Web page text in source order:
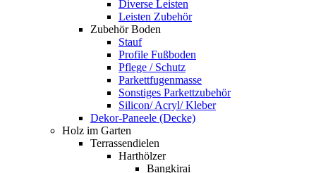
Diverse Leisten
Leisten Zubehör
Zubehör Boden
Stauf
Profile Fußboden
Pflege / Schutz
Parkettfugenmasse
Sonstiges Parkettzubehör
Silicon/ Acryl/ Kleber
Dekor-Paneele (Decke)
Holz im Garten
Terrassendielen
Harthölzer
Bangkirai